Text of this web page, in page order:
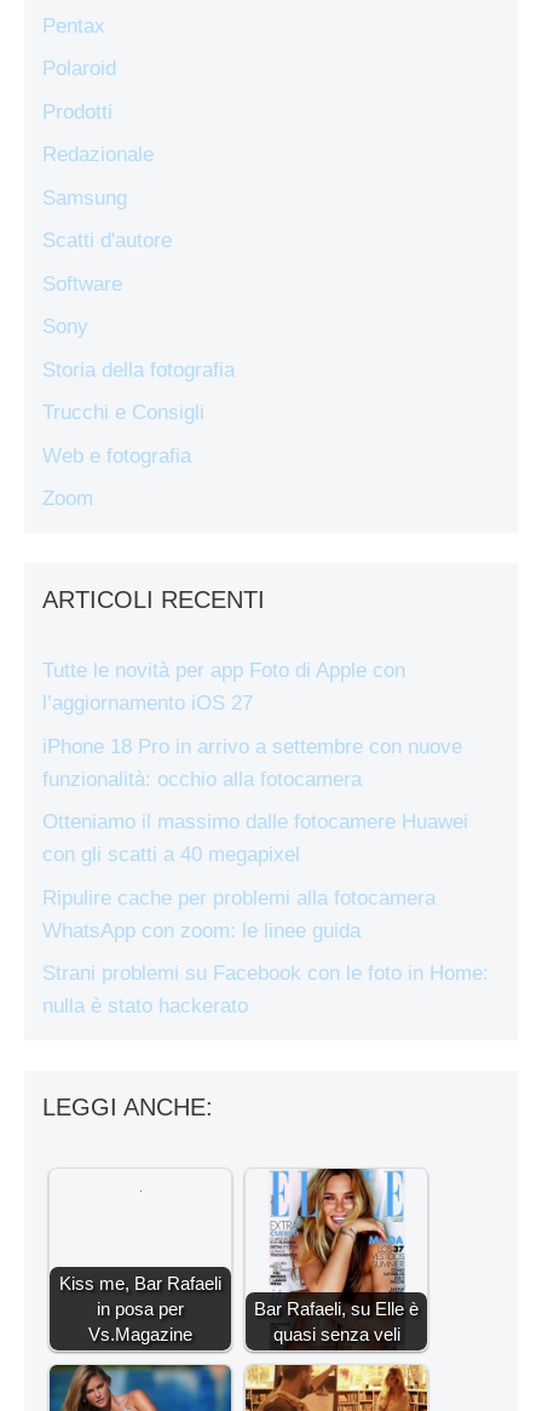
Pentax
Polaroid
Prodotti
Redazionale
Samsung
Scatti d'autore
Software
Sony
Storia della fotografia
Trucchi e Consigli
Web e fotografia
Zoom
ARTICOLI RECENTI
Tutte le novità per app Foto di Apple con
l’aggiornamento iOS 27
iPhone 18 Pro in arrivo a settembre con nuove
funzionalità: occhio alla fotocamera
Otteniamo il massimo dalle fotocamere Huawei
con gli scatti a 40 megapixel
Ripulire cache per problemi alla fotocamera
WhatsApp con zoom: le linee guida
Strani problemi su Facebook con le foto in Home:
nulla è stato hackerato
LEGGI ANCHE:
Kiss me, Bar Rafaeli
in posa per
Vs.Magazine
Bar Rafaeli, su Elle è
quasi senza veli